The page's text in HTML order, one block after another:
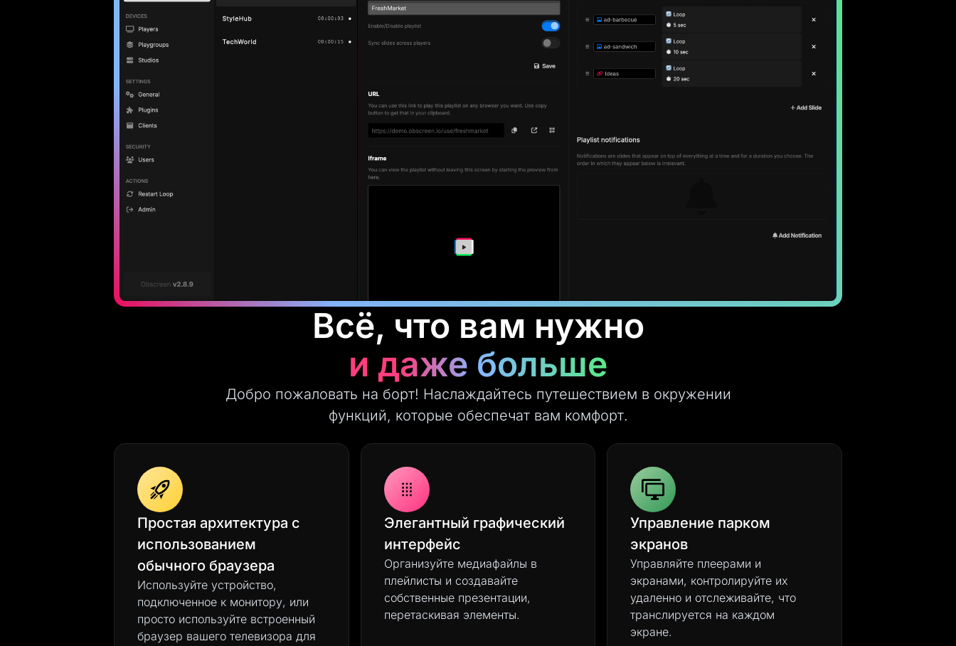
Всё, что вам нужно
и даже больше
Добро пожаловать на борт! Наслаждайтесь путешествием в окружении
функций, которые обеспечат вам комфорт.
Простая архитектура с
использованием
обычного браузера
Используйте устройство,
подключенное к монитору, или
просто используйте встроенный
браузер вашего телевизора для
Элегантный графический
интерфейс
Организуйте медиафайлы в
плейлисты и создавайте
собственные презентации,
перетаскивая элементы.
Управление парком
экранов
Управляйте плеерами и
экранами, контролируйте их
удаленно и отслеживайте, что
транслируется на каждом
экране.